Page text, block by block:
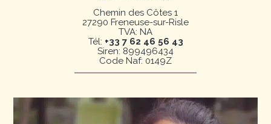
Chemin des Côtes 1
27290 Freneuse-sur-Risle
TVA: NA
Tél: +33 7 62 46 56 43
Siren: 899496434
Code Naf: 0149Z